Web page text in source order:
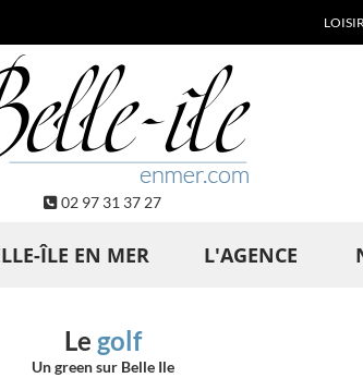
02 97 31 37 27
ÎLE EN MER L'AGENCE
Le golf
Un green sur Belle Ile